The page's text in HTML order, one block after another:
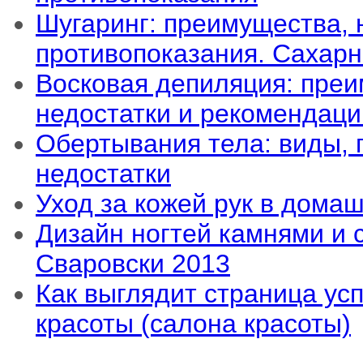
Шугаринг: преимущества,
противопоказания.
Восковая депиляция:
недостатки и
Обертывания тела: виды,
недостатки
Уход за кожей рук в
Дизайн ногтей камнями и
Сваровски 2013
Как выглядит страница
красоты (салона красоты)